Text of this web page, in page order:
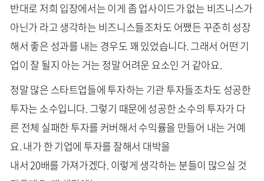
반대로 저희 입장에서는 이게 좀 업사이드가 없는 비즈니스가
아닌가 라고 생각하는 비즈니스들조차도 어쨌든 꾸준히 성장
해서 좋은 성과를 내는 경우도 꽤 있었습니다. 그래서 어떤 기
업이 잘 될지 아는 거는 정말 어려운 요소인 거 같아요.
정말 많은 스타트업들에 투자하는 기관 투자들조차도 성공한
투자는 소수입니다. 그렇기 때문에 성공한 소수의 투자가 다
른 전체 실패한 투자를 커버해서 수익률을 만들어 내는 거예
요. 내가 한 기업에 투자를 잘해서 대박을
내서 20배를 가져가겠다. 이렇게 생각하는 분들이 많으실 것